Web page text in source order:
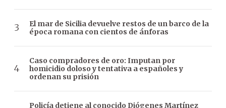
El mar de Sicilia devuelve restos de un barco de la
época romana con cientos de ánforas
Caso compradores de oro: Imputan por
homicidio doloso y tentativa a españoles y
ordenan su prisión
Policía detiene al conocido Diógenes Martínez